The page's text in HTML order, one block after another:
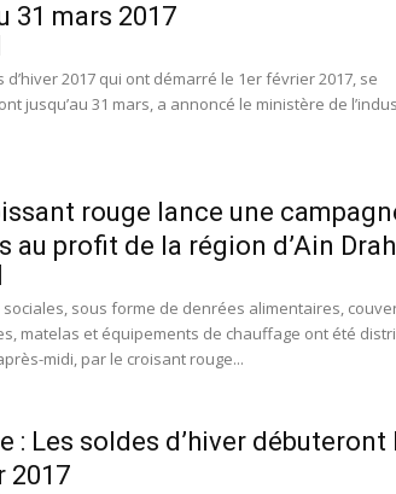
31 mars 2017
d’hiver 2017 qui ont démarré le 1er février 2017, se
jusqu’au 31 mars, a annoncé le ministère de
rouge lance une
au profit de la région d’Ain
sociales, sous forme de denrées alimentaires,
matelas et équipements de chauffage ont été
midi, par le croisant rouge...
: Les soldes d’hiver débuteront
2017